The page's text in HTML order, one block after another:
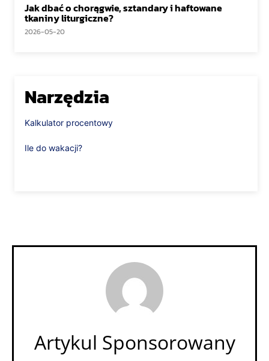
Jak dbać o chorągwie, sztandary i haftowane
tkaniny liturgiczne?
2026-05-20
Narzędzia
Kalkulator procentowy
Ile do wakacji?
Artykul Sponsorowany